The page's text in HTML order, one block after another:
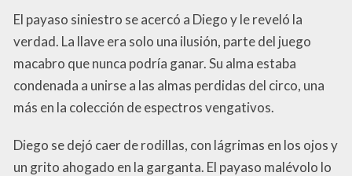
El payaso siniestro se acercó a Diego y le reveló la
verdad. La llave era solo una ilusión, parte del juego
macabro que nunca podría ganar. Su alma estaba
condenada a unirse a las almas perdidas del circo, una
más en la colección de espectros vengativos.
Diego se dejó caer de rodillas, con lágrimas en los ojos y
un grito ahogado en la garganta. El payaso malévolo lo